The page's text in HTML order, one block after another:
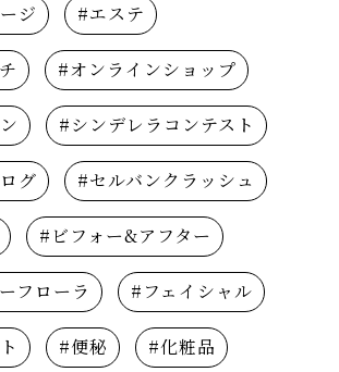
ジ #エステ
#オンラインショップ
#シンデレラコンテスト
グ #セルバンクラッシュ
#ビフォー&アフター
フローラ #フェイシャル
#便秘 #化粧品